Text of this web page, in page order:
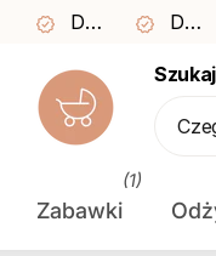
Dostawa pewna w Darmowa dostawa od 249 zł
Szukaj
Zabawki
(1)